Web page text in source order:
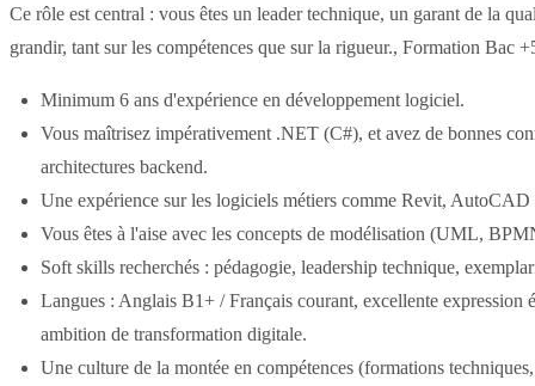
Ce rôle est central : vous êtes un leader technique, un garant de la
grandir, tant sur les compétences que sur la rigueur., Formation Bac
Minimum 6 ans d'expérience en développement logiciel.
Vous maîtrisez impérativement .NET (C#), et avez de bonnes
architectures backend.
Une expérience sur les logiciels métiers comme Revit,
Vous êtes à l'aise avec les concepts de modélisation (UML,
Soft skills recherchés : pédagogie, leadership technique,
Langues : Anglais B1+ / Français courant, excellente expression
ambition de transformation digitale.
Une culture de la montée en compétences (formations